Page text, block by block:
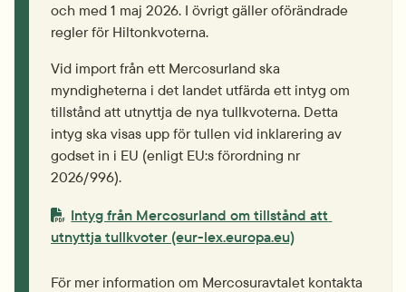
och med 1 maj 2026. I övrigt gäller oförändrade
regler för Hiltonkvoterna.
Vid import från ett Mercosurland ska
myndigheterna i det landet utfärda ett intyg om
tillstånd att utnyttja de nya tullkvoterna. Detta
intyg ska visas upp för tullen vid inklarering av
godset in i EU (enligt EU:s förordning nr
2026/996).
PDF-fil.
Intyg från Mercosurland om tillstånd att
utnyttja tullkvoter (eur-lex.europa.eu)pdf, 517.5 kB.
För mer information om Mercosuravtalet kontakta